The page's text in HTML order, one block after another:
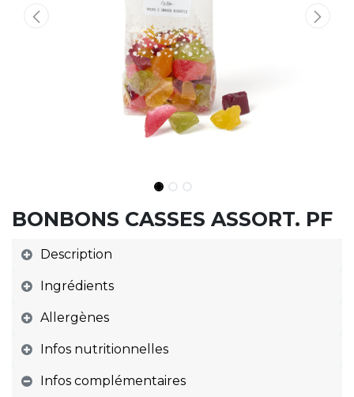
BONBONS CASSES ASSORT. PF
Description
Ingrédients
Allergènes
Infos nutritionnelles
Infos complémentaires